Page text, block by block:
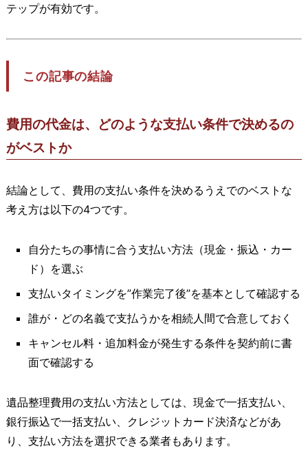
テップが有効です。
この記事の結論
費用の代金は、どのような支払い条件で決めるの
がベストか
結論として、費用の支払い条件を決めるうえでのベストな
考え方は以下の4つです。
自分たちの事情に合う支払い方法（現金・振込・カー
ド）を選ぶ
支払いタイミングを”作業完了後”を基本として確認する
誰が・どの名義で支払うかを相続人間で合意しておく
キャンセル料・追加料金が発生する条件を契約前に書
面で確認する
遺品整理費用の支払い方法としては、現金で一括支払い、
銀行振込で一括支払い、クレジットカード決済などがあ
り、支払い方法を選択できる業者もあります。